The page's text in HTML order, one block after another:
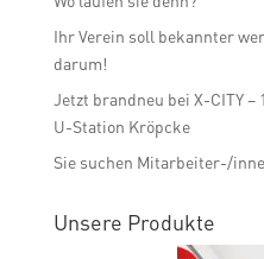
Ihr Verein soll bekannter
darum!
Jetzt brandneu bei X-CITY –
U-Station Kröpcke
Sie suchen Mitarbeiter-/
Unsere Produkte